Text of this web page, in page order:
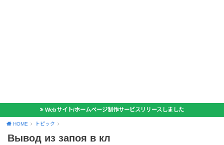
Webサイト/ホームページ制作サービスリリースしました
HOME トピック
Вывод из запоя в кл